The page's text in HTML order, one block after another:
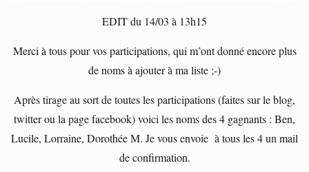
EDIT du 14/03 à 13h15
Merci à tous pour vos participations, qui m’ont donné encore plus
de noms à ajouter à ma liste ;-)
Après tirage au sort de toutes les participations (faites sur le blog,
twitter ou la page facebook) voici les noms des 4 gagnants : Ben,
Lucile, Lorraine, Dorothée M. Je vous envoie à tous les 4 un mail
de confirmation.